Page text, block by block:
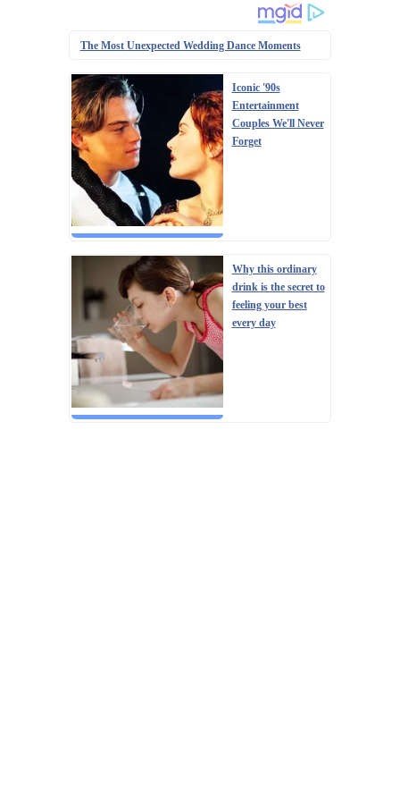
The Most Unexpected Wedding Dance Moments
Iconic '90s
Entertainment
Couples We'll Never
Forget
Why this ordinary
drink is the secret to
feeling your best
every day